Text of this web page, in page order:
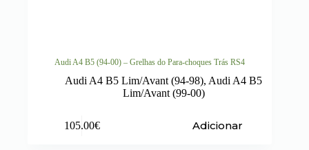
Audi A4 B5 (94-00) – Grelhas do Para-choques Trás RS4
Audi A4 B5 Lim/Avant (94-98), Audi A4 B5
Lim/Avant (99-00)
105.00€ Adicionar